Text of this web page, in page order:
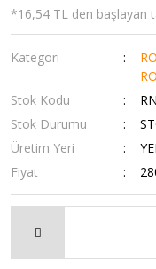
*16,54 TL den başlayan
Kategori
Stok Kodu
Stok Durumu
Üretim Yeri
Fiyat